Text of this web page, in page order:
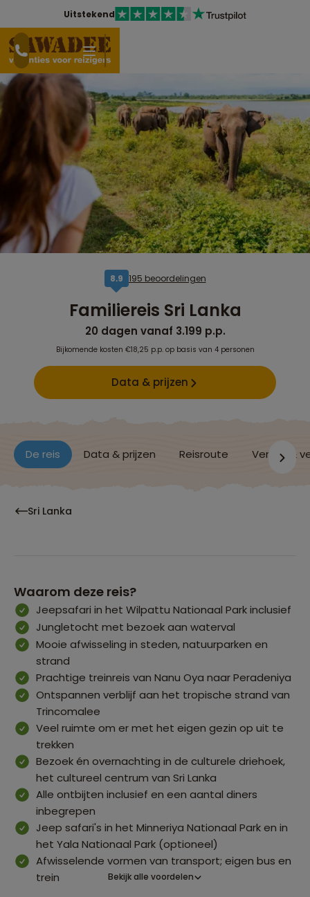
Uitstekend
8,9 195 beoordelingen
Familiereis Sri Lanka
20 dagen vanaf 3.199 p.p.
Bijkomende kosten €18,25 p.p. op basis van 4 personen
Data & prijzen
De reis Data & prijzen Reisroute Verblijf &
Sri Lanka
Waarom deze reis?
Jeepsafari in het Wilpattu Nationaal Park inclusief
Jungletocht met bezoek aan waterval
Mooie afwisseling in steden, natuurparken en
strand
Prachtige treinreis van Nanu Oya naar Peradeniya
Ontspannen verblijf aan het tropische strand van
Trincomalee
Veel ruimte om er met het eigen gezin op uit te
trekken
Bezoek én overnachting in de culturele driehoek,
het cultureel centrum van Sri Lanka
Alle ontbijten inclusief en een aantal diners
inbegrepen
Jeep safari's in het Minneriya Nationaal Park en in
het Yala Nationaal Park (optioneel)
Afwisselende vormen van transport; eigen bus en
trein
Bekijk alle voordelen